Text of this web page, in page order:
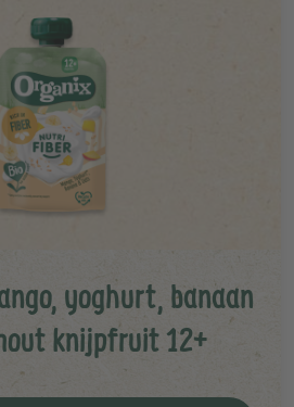
yoghurt, banaan
knijpfruit 12+